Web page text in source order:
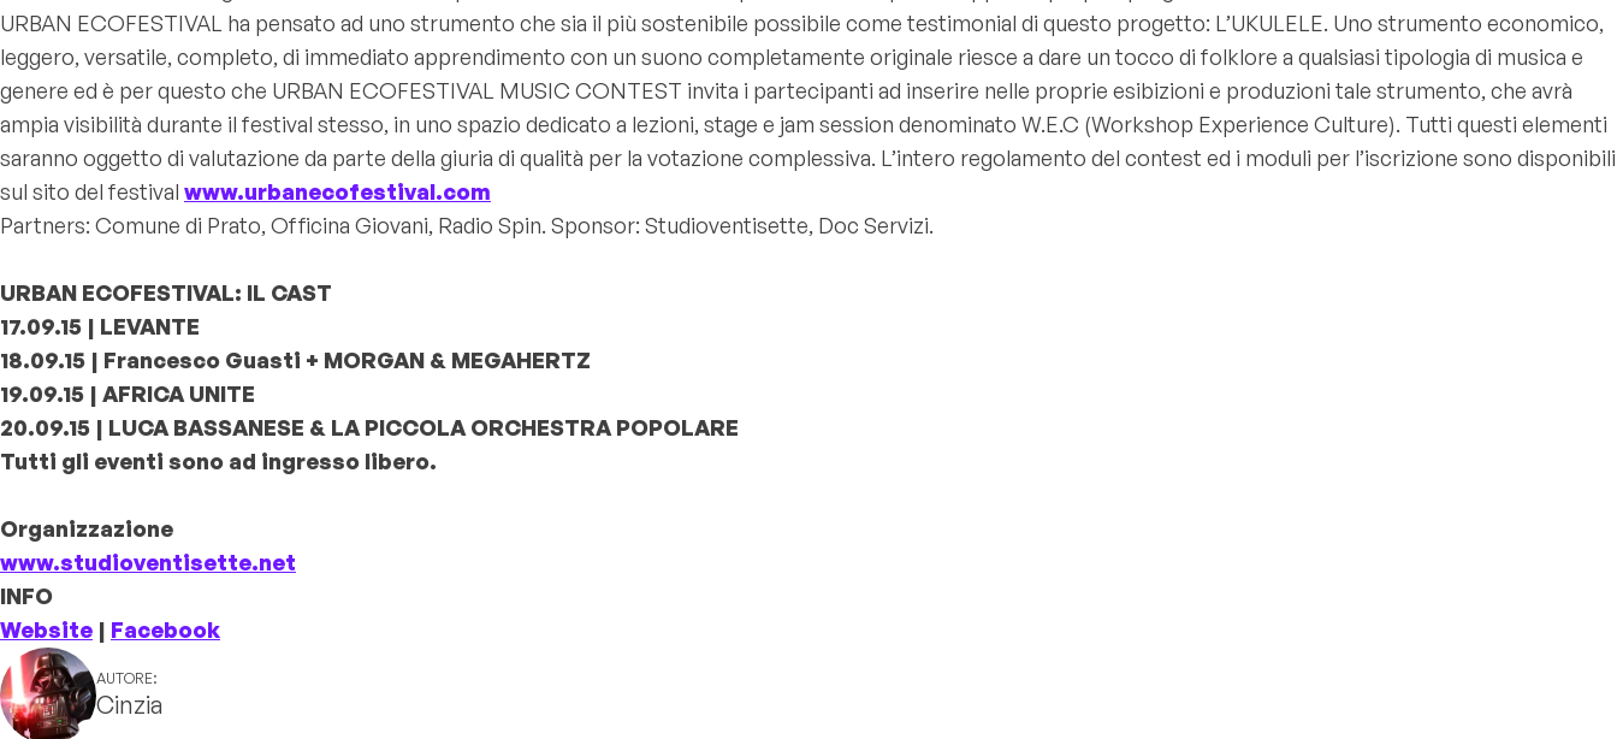
URBAN ECOFESTIVAL ha pensato ad uno strumento che sia il più sostenibile possibile come testimonial di questo progetto: L’UKULELE. Uno strumento economico,
leggero, versatile, completo, di immediato apprendimento con un suono completamente originale riesce a dare un tocco di folklore a qualsiasi tipologia di musica e
genere ed è per questo che URBAN ECOFESTIVAL MUSIC CONTEST invita i partecipanti ad inserire nelle proprie esibizioni e produzioni tale strumento, che avrà
ampia visibilità durante il festival stesso, in uno spazio dedicato a lezioni, stage e jam session denominato W.E.C (Workshop Experience Culture). Tutti questi elementi
saranno oggetto di valutazione da parte della giuria di qualità per la votazione complessiva. L’intero regolamento del contest ed i moduli per l’iscrizione sono disponibili
sul sito del festival www.urbanecofestival.com
Partners: Comune di Prato, Officina Giovani, Radio Spin. Sponsor: Studioventisette, Doc Servizi.
URBAN ECOFESTIVAL: IL CAST
17.09.15 | LEVANTE
18.09.15 | Francesco Guasti + MORGAN & MEGAHERTZ
19.09.15 | AFRICA UNITE
20.09.15 | LUCA BASSANESE & LA PICCOLA ORCHESTRA POPOLARE
Tutti gli eventi sono ad ingresso libero.
Organizzazione
www.studioventisette.net
INFO
Website | Facebook
AUTORE:
Cinzia